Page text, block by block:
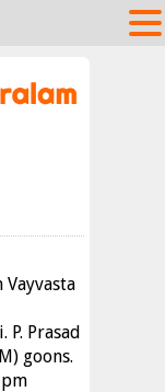
Vayvasta
P. Prasad
goons.